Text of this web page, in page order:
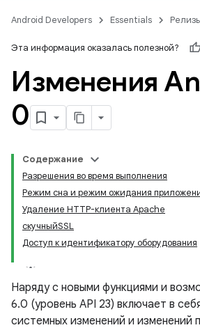
Android Developers Essentials
Эта информация оказалась полезной?
Изменения
0
Содержание
Разрешения во время выполнения
Режим сна и режим ожидания
Удаление HTTP-клиента Apache
скучныйSSL
Доступ к идентификатору оборудования
Наряду с новыми функциями и
6.0 (уровень API 23) включает в
системных изменений и изменений